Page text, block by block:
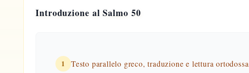
Introduzione al Salmo 50
1 Testo parallelo greco, traduzione e lettura ortodossa